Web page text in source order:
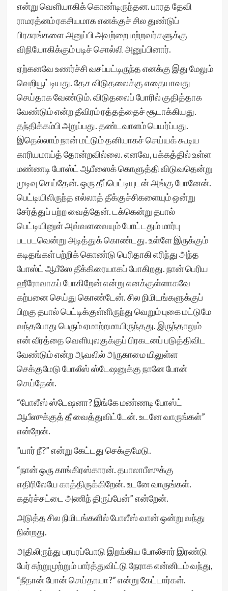
என்று வெளியாகிக் கொண்டிருந்தன. பாரத தேவி
ராமரத்னம் ரகசியமாக எனக்குச் சில துண்டுப்
பிரசுரங்களை அனுப்பி அவற்றை மற்றவர்களுக்கு
விநியோகிக்கும் படிச் சொல்லி அனுப்பினார்.
ஏற்கனவே உணர்ச்சி வசப்பட்டிருந்த எனக்கு இது மேலும்
வெறியூட்டியது. தேச விடுதலைக்கு எதையாவது
செய்தாக வேண்டும். விடுதலைப் போரில் குதித்தாக
வேண்டும் என்ற தீவிரம் ரத்தத்தைச் சூடாக்கியது.
தந்திக்கம்பி அறுப்பது. தண்டவாளம் பெயர்ப்பது.
இதெல்லாம் நான் மட்டும் தனியாகச் செய்யக் கூடிய
காரியமாய்த் தோன்றவில்லை. எனவே, பக்கத்தில் உள்ள
மண்ணடி போஸ்ட் ஆபீஸைக் கொளுத்தி விடுவதென்று
முடிவு செய்தேன். ஒரு தீப்பெட்டியுடன் அங்கு போனேன்.
பெட்டியிலிருந்த எல்லாத் தீக்குச்சிகளையும் ஒன்று
சேர்த்துப் பற்ற வைத்தேன். டக்கென்று தபால்
பெட்டியினுள் அவ்வளவையும் போட்டதும் மார்பு
படபடவென்று அடித்துக் கொண்டது. உள்ளே இருக்கும்
கடிதங்கள் பற்றிக் கொண்டு பெரிதாகி எரிந்து அந்த
போஸ்ட் ஆபீஸே தீக்கிரையாகப் போகிறது. நான் பெரிய
ஹீரோவாகப் போகிறேன் என்று எனக்குள்ளாகவே
கற்பனை செய்து கொண்டேன். சில நிமிடங்களுக்குப்
பிறகு தபால் பெட்டிக்குள்ளிருந்து வெறும் புகை மட்டுமே
வந்தபோது பெரும் ஏமாற்றமாயிருந்தது. இருந்தாலும்
என் வீரத்தை வெளியுலகுக்குப் பிரகடனப் படுத்திவிட
வேண்டும் என்ற ஆவலில் அருகாமை யிலுள்ள
செக்குமேடு போலீஸ் ஸ்டேஷனுக்கு நானே போன்
செய்தேன்.
“போலீஸ் ஸ்டேஷனா? இங்கே மண்ணடி போஸ்ட்
ஆபீஸுக்குத் தீ வைத்துவிட்டேன். உடனே வாருங்கள்”
என்றேன்.
”யார் நீ?” என்று கேட்டது செக்குமேடு.
“நான் ஒரு காங்கிரஸ்காரன். தபாலாபீஸுக்கு
எதிரிலேயே காத்திருக்கிறேன். உடனே வாருங்கள்.
கதர்ச்சட்டை அணிந் திருப்பேன்” என்றேன்.
அடுத்த சில நிமிடங்களில் போலீஸ் வான் ஒன்று வந்து
நின்றது.
அதிலிருந்து பரபரப்போடு இறங்கிய போலீசார் இரண்டு
பேர் சுற்றுமுற்றும் பார்த்துவிட்டு நேராக என்னிடம் வந்து,
“நீதான் போன் செய்தாயா?” என்று கேட்டார்கள்.